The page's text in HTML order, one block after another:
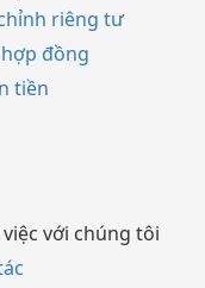
riêng tư
đồng
tiền
việc với chúng tôi